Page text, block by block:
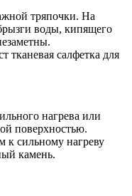
тряпочки. На
воды, кипящего
тканевая салфетка для
нагрева или
поверхностью.
к сильному нагреву
камень.